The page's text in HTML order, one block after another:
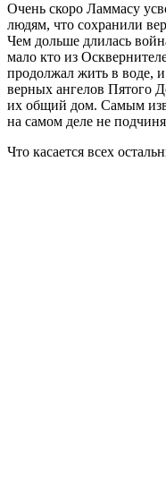
Очень скоро Ламмасу
людям, что сохранили
Чем дольше длилась
мало кто из
продолжал жить в воде,
верных ангелов Пятого
их общий дом. Самым
на самом деле не
Что касается всех